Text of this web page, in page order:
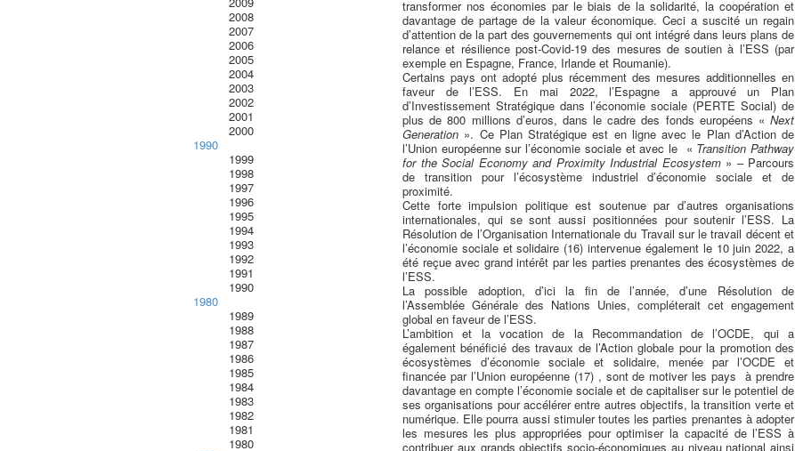
2008
2007
2006
2005
2004
2003
2002
2001
2000
1990
1999
1998
1997
1996
1995
1994
1993
1992
1991
1990
1980
1989
1988
1987
1986
1985
1984
1983
1982
1981
1980
transformer nos économies par le biais de la solidarité, la coopération et
davantage de partage de la valeur économique. Ceci a suscité un regain
d’attention de la part des gouvernements qui ont intégré dans leurs plans de
relance et résilience post-Covid-19 des mesures de soutien à l’ESS (par
exemple en Espagne, France, Irlande et Roumanie).
Certains pays ont adopté plus récemment des mesures additionnelles en
faveur de l’ESS. En mai 2022, l’Espagne a approuvé un Plan
d’Investissement Stratégique dans l’économie sociale (PERTE Social) de
plus de 800 millions d’euros, dans le cadre des fonds européens « Next
Generation ». Ce Plan Stratégique est en ligne avec le Plan d’Action de
l’Union européenne sur l’économie sociale et avec le « Transition Pathway
for the Social Economy and Proximity Industrial Ecosystem» – Parcours
de transition pour l’écosystème industriel d’économie sociale et de
proximité.
Cette forte impulsion politique est soutenue par d’autres organisations
internationales, qui se sont aussi positionnées pour soutenir l’ESS. La
Résolution de l’Organisation Internationale du Travail sur le travail décent et
l’économie sociale et solidaire (16) intervenue également le 10 juin 2022, a
été reçue avec grand intérêt par les parties prenantes des écosystèmes de
l’ESS.
La possible adoption, d’ici la fin de l’année, d’une Résolution de
l’Assemblée Générale des Nations Unies, compléterait cet engagement
global en faveur de l’ESS.
L’ambition et la vocation de la Recommandation de l’OCDE, qui a
également bénéficié des travaux de l’Action globale pour la promotion des
écosystèmes d’économie sociale et solidaire, menée par l’OCDE et
financée par l’Union européenne (17) , sont de motiver les pays à prendre
davantage en compte l’économie sociale et de capitaliser sur le potentiel de
ses organisations pour accélérer entre autres objectifs, la transition verte et
numérique. Elle pourra aussi stimuler toutes les parties prenantes à adopter
les mesures les plus appropriées pour optimiser la capacité de l’ESS à
contribuer aux grands objectifs socio-économiques au niveau national ainsi